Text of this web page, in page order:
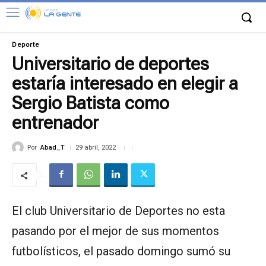
Deporte
Universitario de deportes
estaría interesado en elegir a
Sergio Batista como
entrenador
Por Abad_T 29 abril, 2022
El club Universitario de Deportes no esta
pasando por el mejor de sus momentos
futbolísticos, el pasado domingo sumó su